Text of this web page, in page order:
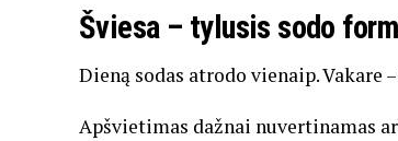
Šviesa – tylusis sodo
Dieną sodas atrodo vienaip. Vakare
Apšvietimas dažnai nuvertinamas